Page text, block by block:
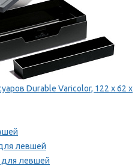
Durable Varicolor, 122 x 62 x
левшей
левшей